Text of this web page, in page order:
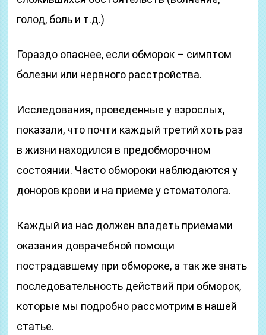
голод, боль и т.д.)
Гораздо опаснее, если обморок – симптом
болезни или нервного расстройства.
Исследования, проведенные у взрослых,
показали, что почти каждый третий хоть раз
в жизни находился в предобморочном
состоянии. Часто обмороки наблюдаются у
доноров крови и на приеме у стоматолога.
Каждый из нас должен владеть приемами
оказания доврачебной помощи
пострадавшему при обмороке, а так же знать
последовательность действий при обморок,
которые мы подробно рассмотрим в нашей
статье.